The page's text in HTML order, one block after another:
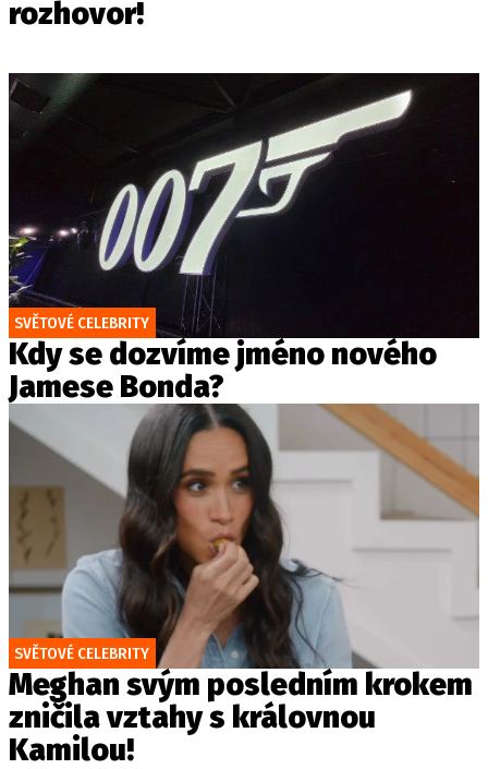
rozhovor!
SVĚTOVÉ CELEBRITY
Kdy se dozvíme jméno nového
Jamese Bonda?
SVĚTOVÉ CELEBRITY
Meghan svým posledním krokem
zničila vztahy s královnou
Kamilou!